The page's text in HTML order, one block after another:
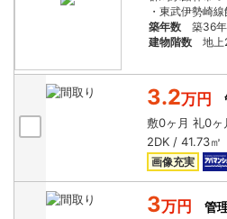
・東武伊勢崎
築年数
築36年
建物階数
地上
3.2万円
敷0ヶ月 礼0ヶ
2DK / 41.73㎡
画像充実
3万円
管